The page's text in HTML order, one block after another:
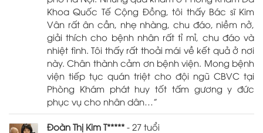
Khoa Quốc Tế Cộng Đồng, tôi thấy Bác sĩ Kim
Vân rất ân cần, nhẹ nhàng, chu đáo, niềm nở,
giải thích cho bệnh nhân rất tỉ mỉ, chu đáo và
nhiệt tình. Tôi thấy rất thoải mái về kết quả ở nơi
này. Chân thành cảm ơn bệnh viện. Mong bệnh
viện tiếp tục quán triệt cho đội ngũ CBVC tại
Phòng Khám phát huy tốt tấm gương y đức
phục vụ cho nhân dân…”
Đoàn Thị Kim T***** - 27 tuổi